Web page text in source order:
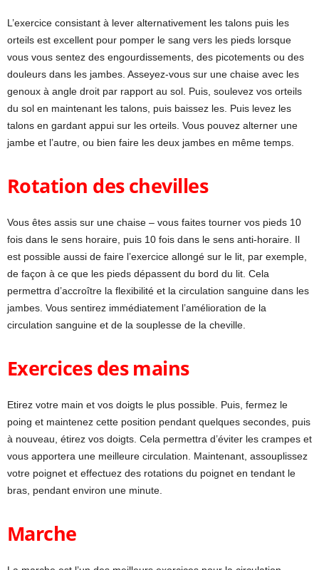
L’exercice consistant à lever alternativement les talons puis les
orteils est excellent pour pomper le sang vers les pieds lorsque
vous vous sentez des engourdissements, des picotements ou des
douleurs dans les jambes. Asseyez-vous sur une chaise avec les
genoux à angle droit par rapport au sol. Puis, soulevez vos orteils
du sol en maintenant les talons, puis baissez les. Puis levez les
talons en gardant appui sur les orteils. Vous pouvez alterner une
jambe et l’autre, ou bien faire les deux jambes en même temps.
Rotation des chevilles
Vous êtes assis sur une chaise – vous faites tourner vos pieds 10
fois dans le sens horaire, puis 10 fois dans le sens anti-horaire. Il
est possible aussi de faire l’exercice allongé sur le lit, par exemple,
de façon à ce que les pieds dépassent du bord du lit. Cela
permettra d’accroître la flexibilité et la circulation sanguine dans les
jambes. Vous sentirez immédiatement l’amélioration de la
circulation sanguine et de la souplesse de la cheville.
Exercices des mains
Etirez votre main et vos doigts le plus possible. Puis, fermez le
poing et maintenez cette position pendant quelques secondes, puis
à nouveau, étirez vos doigts. Cela permettra d’éviter les crampes et
vous apportera une meilleure circulation. Maintenant, assouplissez
votre poignet et effectuez des rotations du poignet en tendant le
bras, pendant environ une minute.
Marche